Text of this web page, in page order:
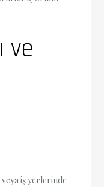
ve
iş yerlerinde